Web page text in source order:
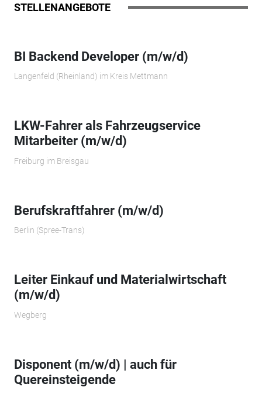
STELLENANGEBOTE
BI Backend Developer (m/w/d)
Langenfeld (Rheinland) im Kreis Mettmann
LKW-Fahrer als Fahrzeugservice
Mitarbeiter (m/w/d)
Freiburg im Breisgau
Berufskraftfahrer (m/w/d)
Berlin (Spree-Trans)
Leiter Einkauf und Materialwirtschaft
(m/w/d)
Wegberg
Disponent (m/w/d) | auch für
Quereinsteigende